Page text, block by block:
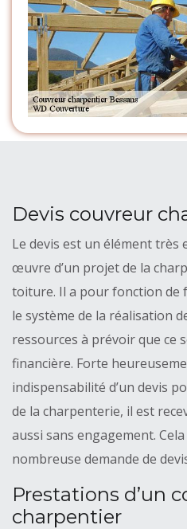
Devis couvreur
Le devis est un élément très
œuvre d’un projet de la
toiture. Il a pour fonction de
le système de la réalisation
ressources à prévoir que ce
financière. Forte
indispensabilité d’un devis
de la charpenterie, il est
aussi sans engagement.
nombreuse demande de
Prestations d’un
charpentier